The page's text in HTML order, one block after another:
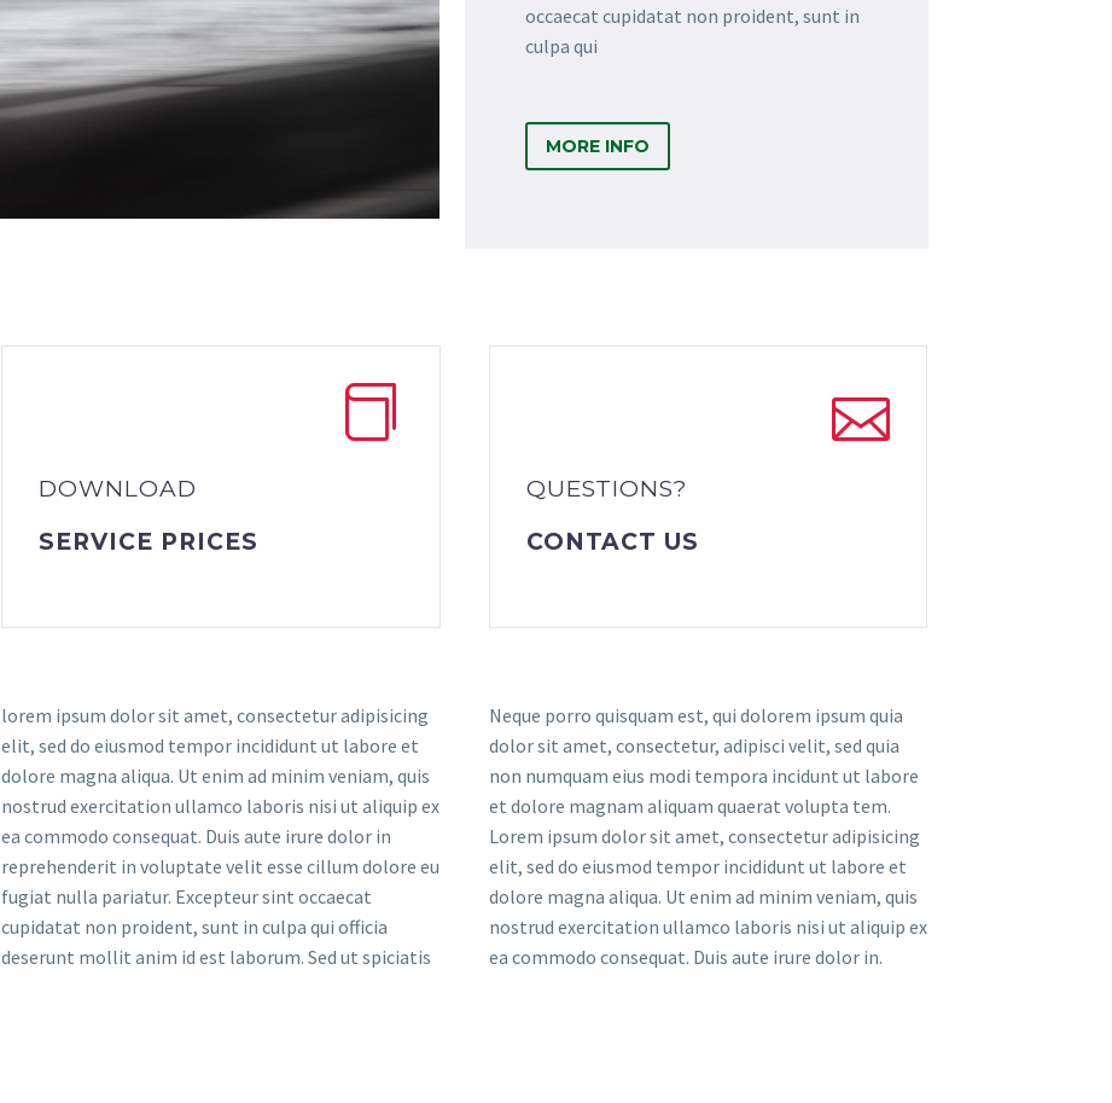
occaecat cupidatat non proident, sunt in
culpa qui
MORE INFO
DOWNLOAD
SERVICE PRICES
QUESTIONS?
CONTACT US
lorem ipsum dolor sit amet, consectetur adipisicing
elit, sed do eiusmod tempor incididunt ut labore et
dolore magna aliqua. Ut enim ad minim veniam, quis
nostrud exercitation ullamco laboris nisi ut aliquip ex
ea commodo consequat. Duis aute irure dolor in
reprehenderit in voluptate velit esse cillum dolore eu
fugiat nulla pariatur. Excepteur sint occaecat
cupidatat non proident, sunt in culpa qui officia
deserunt mollit anim id est laborum. Sed ut spiciatis
Neque porro quisquam est, qui dolorem ipsum quia
dolor sit amet, consectetur, adipisci velit, sed quia
non numquam eius modi tempora incidunt ut labore
et dolore magnam aliquam quaerat volupta tem.
Lorem ipsum dolor sit amet, consectetur adipisicing
elit, sed do eiusmod tempor incididunt ut labore et
dolore magna aliqua. Ut enim ad minim veniam, quis
nostrud exercitation ullamco laboris nisi ut aliquip ex
ea commodo consequat. Duis aute irure dolor in.